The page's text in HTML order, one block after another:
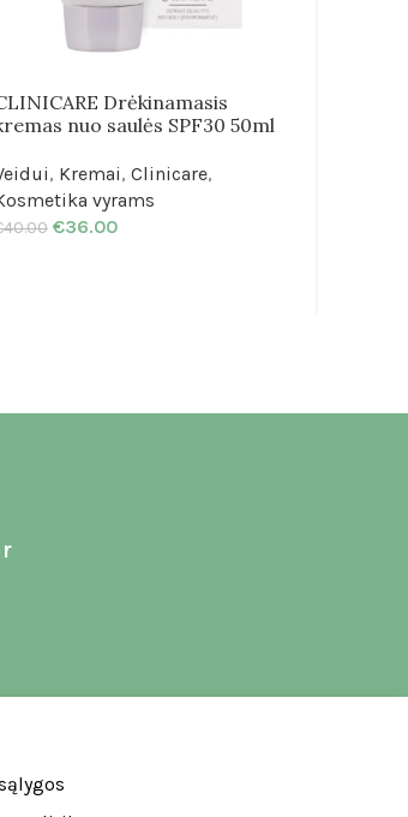
Drėkinamasis
nuo saulės SPF30 50ml
, Kremai, Clinicare,
vyrams
40.00 €36.00